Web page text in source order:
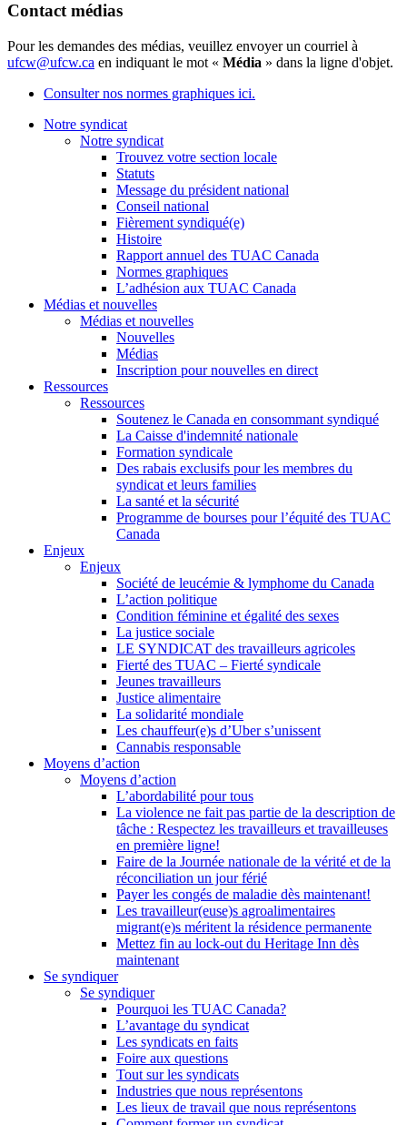
Contact médias
Pour les demandes des médias, veuillez envoyer un courriel à
ufcw@ufcw.ca en indiquant le mot « Média » dans la ligne d'objet.
Consulter nos normes graphiques ici.
Notre syndicat
Notre syndicat
Trouvez votre section locale
Statuts
Message du président national
Conseil national
Fièrement syndiqué(e)
Histoire
Rapport annuel des TUAC Canada
Normes graphiques
L’adhésion aux TUAC Canada
Médias et nouvelles
Médias et nouvelles
Nouvelles
Médias
Inscription pour nouvelles en direct
Ressources
Ressources
Soutenez le Canada en consommant syndiqué
La Caisse d'indemnité nationale
Formation syndicale
Des rabais exclusifs pour les membres du
syndicat et leurs families
La santé et la sécurité
Programme de bourses pour l’équité des TUAC
Canada
Enjeux
Enjeux
Société de leucémie & lymphome du Canada
L’action politique
Condition féminine et égalité des sexes
La justice sociale
LE SYNDICAT des travailleurs agricoles
Fierté des TUAC – Fierté syndicale
Jeunes travailleurs
Justice alimentaire
La solidarité mondiale
Les chauffeur(e)s d’Uber s’unissent
Cannabis responsable
Moyens d’action
Moyens d’action
L’abordabilité pour tous
La violence ne fait pas partie de la description de
tâche : Respectez les travailleurs et travailleuses
en première ligne!
Faire de la Journée nationale de la vérité et de la
réconciliation un jour férié
Payer les congés de maladie dès maintenant!
Les travailleur(euse)s agroalimentaires
migrant(e)s méritent la résidence permanente
Mettez fin au lock-out du Heritage Inn dès
maintenant
Se syndiquer
Se syndiquer
Pourquoi les TUAC Canada?
L’avantage du syndicat
Les syndicats en faits
Foire aux questions
Tout sur les syndicats
Industries que nous représentons
Les lieux de travail que nous représentons